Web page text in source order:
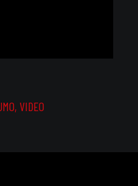
, VIDEO